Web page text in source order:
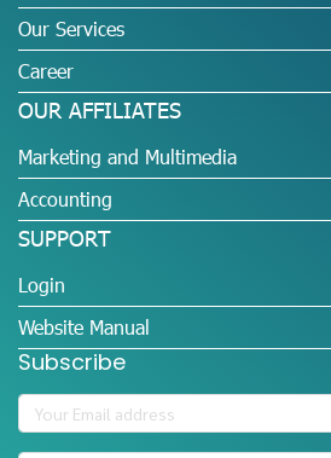
Our Services
Career
OUR AFFILIATES
Marketing and Multimedia
Accounting
SUPPORT
Login
Website Manual
Subscribe